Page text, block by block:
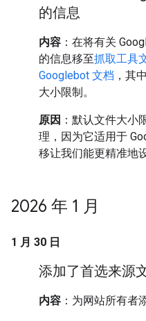
的信息
内容 ：在将有关
的信息移至抓取工具
Googlebot 文档 ，其
大小限制。
原因 ：默认文件大小
理，因为它适用于
移让我们能更精准地
2026 年 1 月
1 月 30 日
添加了首选来源
内容 ：为网站所有者